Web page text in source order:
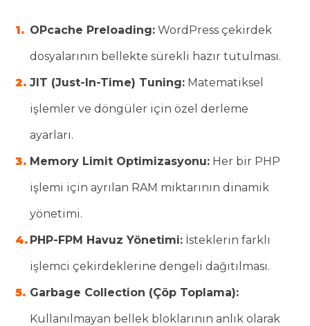
OPcache Preloading: WordPress çekirdek
dosyalarının bellekte sürekli hazır tutulması.
JIT (Just-In-Time) Tuning: Matematiksel
işlemler ve döngüler için özel derleme
ayarları.
Memory Limit Optimizasyonu: Her bir PHP
işlemi için ayrılan RAM miktarının dinamik
yönetimi.
PHP-FPM Havuz Yönetimi: İsteklerin farklı
işlemci çekirdeklerine dengeli dağıtılması.
Garbage Collection (Çöp Toplama):
Kullanılmayan bellek bloklarının anlık olarak